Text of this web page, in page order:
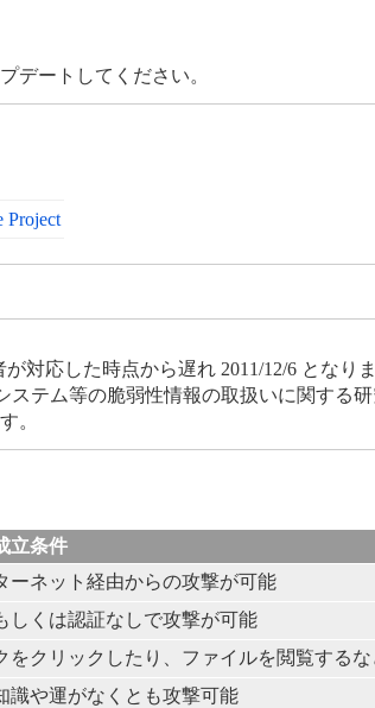
デートしてください。
Project
対応した時点から遅れ 2011/12/6 となりま
テム等の脆弱性情報の取扱いに関する
。
立条件
ーネット経由からの攻撃が可能
しくは認証なしで攻撃が可能
をクリックしたり、ファイルを閲覧する
識や運がなくとも攻撃可能